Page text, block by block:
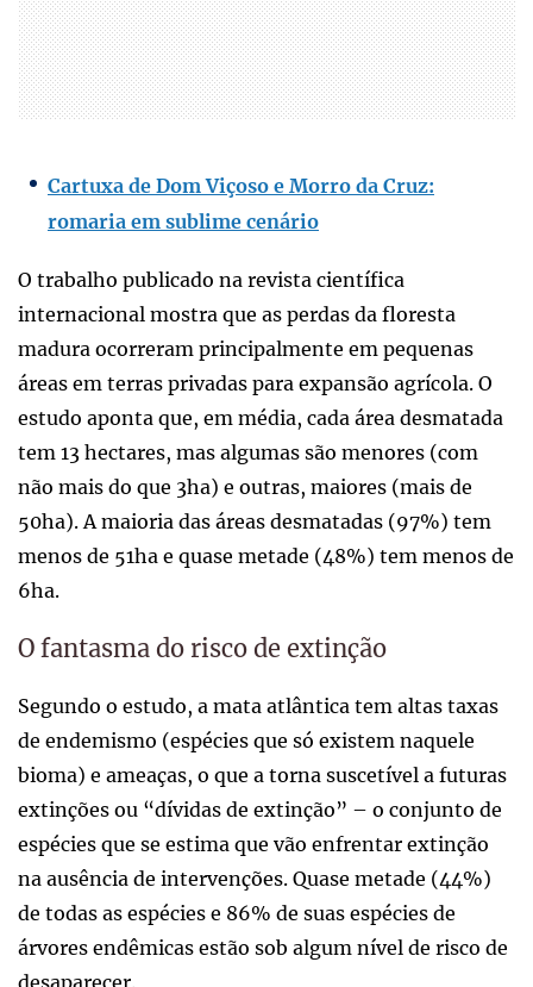
Cartuxa de Dom Viçoso e Morro da Cruz:
romaria em sublime cenário
O trabalho publicado na revista científica
internacional mostra que as perdas da floresta
madura ocorreram principalmente em pequenas
áreas em terras privadas para expansão agrícola. O
estudo aponta que, em média, cada área desmatada
tem 13 hectares, mas algumas são menores (com
não mais do que 3ha) e outras, maiores (mais de
50ha). A maioria das áreas desmatadas (97%) tem
menos de 51ha e quase metade (48%) tem menos de
6ha.
O fantasma do risco de extinção
Segundo o estudo, a mata atlântica tem altas taxas
de endemismo (espécies que só existem naquele
bioma) e ameaças, o que a torna suscetível a futuras
extinções ou “dívidas de extinção” – o conjunto de
espécies que se estima que vão enfrentar extinção
na ausência de intervenções. Quase metade (44%)
de todas as espécies e 86% de suas espécies de
árvores endêmicas estão sob algum nível de risco de
desaparecer.